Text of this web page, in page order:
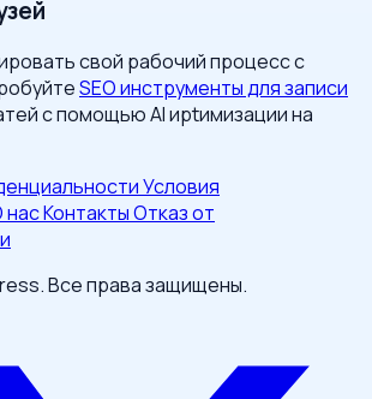
свой рабочий процесс с
SEO инструменты для записи
с помощью AI иptимизации на
Условия
насКонтактыОтказ от
Все права защищены.